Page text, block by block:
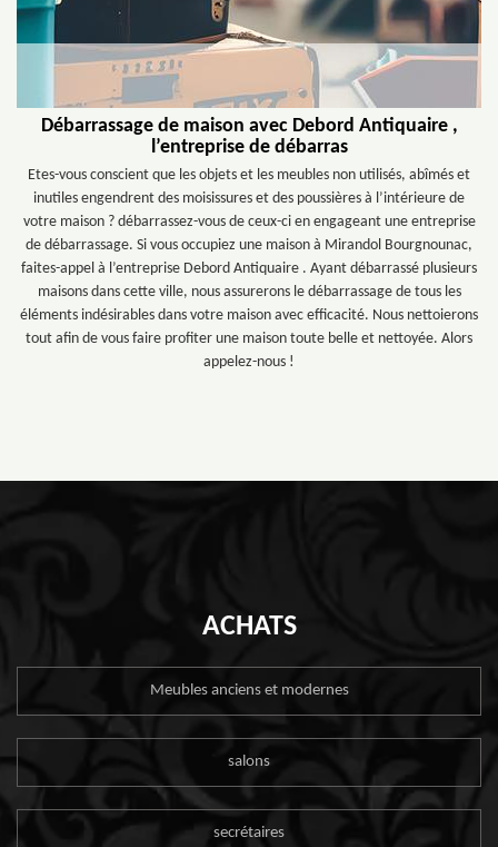
Débarrassage de maison avec Debord Antiquaire ,
l’entreprise de débarras
Etes-vous conscient que les objets et les meubles non utilisés, abîmés et
inutiles engendrent des moisissures et des poussières à l’intérieure de
votre maison ? débarrassez-vous de ceux-ci en engageant une entreprise
de débarrassage. Si vous occupiez une maison à Mirandol Bourgnounac,
faites-appel à l’entreprise Debord Antiquaire . Ayant débarrassé plusieurs
maisons dans cette ville, nous assurerons le débarrassage de tous les
éléments indésirables dans votre maison avec efficacité. Nous nettoierons
tout afin de vous faire profiter une maison toute belle et nettoyée. Alors
appelez-nous !
ACHATS
Meubles anciens et modernes
salons
secrétaires